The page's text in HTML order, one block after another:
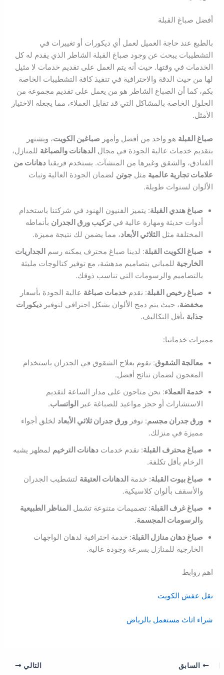
أفضل صباغ القبلة
بالطبع عند حاجة العميل لعمل أي ديكورات أو تغييرات في
التشطيبات يبحث عن وجود صباغ القبلة الشاطر الذي يقدم له كل
الخدمات في وقتها. حيث أنه يتم العمل على تقديم خدمات لا مثيل
لها من حيث الدقة والاحترافية في تنفيذ كافة التشطيبات الخاصة
بكم، كما أن الصباغ الشاطر هو من يعمل على تقديم مجموعة من
الحلول الخاصة بالمشاكل التي قد تقابل العملاء، مما يجعله الاختيار
الأمثل.
صباغ القبلة هو واحد من أفضل وأمهر صباغين الكويت، ويشتهر
بتقديم خدمات عالية الجودة في مجال الدهانات والصباغة للمنازل،
الفنادق، والشقق وغيرها من المنشآت. يستخدم فريقنادهانات من
علامات تجارية عالمية مثلجوتن لضمان الجودة العالية وثبات
الألوان لسنوات طويلة.
صباغ هندي القبلة: يتميز الفنيون الهنود في شركتنا باستخدام
أدوات حديثة ومهارة عالية فيتركيب ورق الجدران بأنماطه
المختلفة مثل الثلاثي الأبعاد، مما يضمن لك نتيجة مميزة.
صباغ الكويت القبلة: لدينا صباغ محترف يمكنه رسم الجداريات
الخارجية للمباني بتصاميم مدهشة، مع توفير كتالوجات مليئة
بالتصاميم والرسومات التي تناسب ذوقك.
صباغ رخيص القبلة: نقدمخدمات صباغة عالية الجودة بأسعار
مخفضة، حيث يتم دمج الألوان بشكل احترافي لتوفيرديكورات
جذابة بأقل التكاليف.
مميزات خدماتنا:
معالجة الشقوق: نقوم بعلاج الشقوق في الجدران باستخدام
المعجون لضمان نتائج أفضل.
خدمة العملاء: نحن متاحون على مدار الساعة لتقديم
الاستشارات أو حجز مواعيد للصباغة عبر
الواتساب.
ورق جدران مجسم: نوفرورق جدران ثلاثي الأبعاد لخلق أجواء
مميزة في منزلك.
صباغ محترف القبلة: نقدم خدماتدهانات الترخيم لمظهر يشبه
الرخام بأقل تكلفة.
صباغ بيوت القبلة: خدمة الدهانات العتيقة لتشطيب الجدران
والأسقف بألوان كلاسيكية.
صباغ غرف القبلة: تصميمات متنوعة تشمل المناظر الطبيعية
و الرسومات المجسمة.
صباغ دهان منازل القبلة: خدمة احترافية لدهان الواجهات
الخارجية للمنازل بسرعة وجودة عالية.
اهم روابط
نقل عفش الكويت
شراء اثاث مستعمل بالرياض
السابق التالي